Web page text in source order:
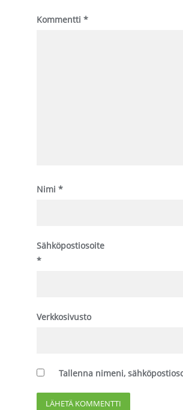
Kommentti *
Nimi *
Sähköpostiosoite
*
Verkkosivusto
Tallenna nimeni,